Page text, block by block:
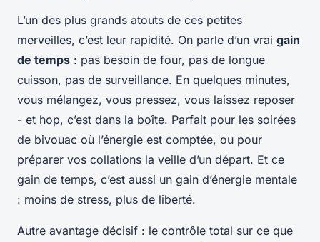
L’un des plus grands atouts de ces petites
merveilles, c’est leur rapidité. On parle d’un vrai gain
de temps : pas besoin de four, pas de longue
cuisson, pas de surveillance. En quelques minutes,
vous mélangez, vous pressez, vous laissez reposer
- et hop, c’est dans la boîte. Parfait pour les soirées
de bivouac où l’énergie est comptée, ou pour
préparer vos collations la veille d’un départ. Et ce
gain de temps, c’est aussi un gain d’énergie mentale
: moins de stress, plus de liberté.
Autre avantage décisif : le contrôle total sur ce que